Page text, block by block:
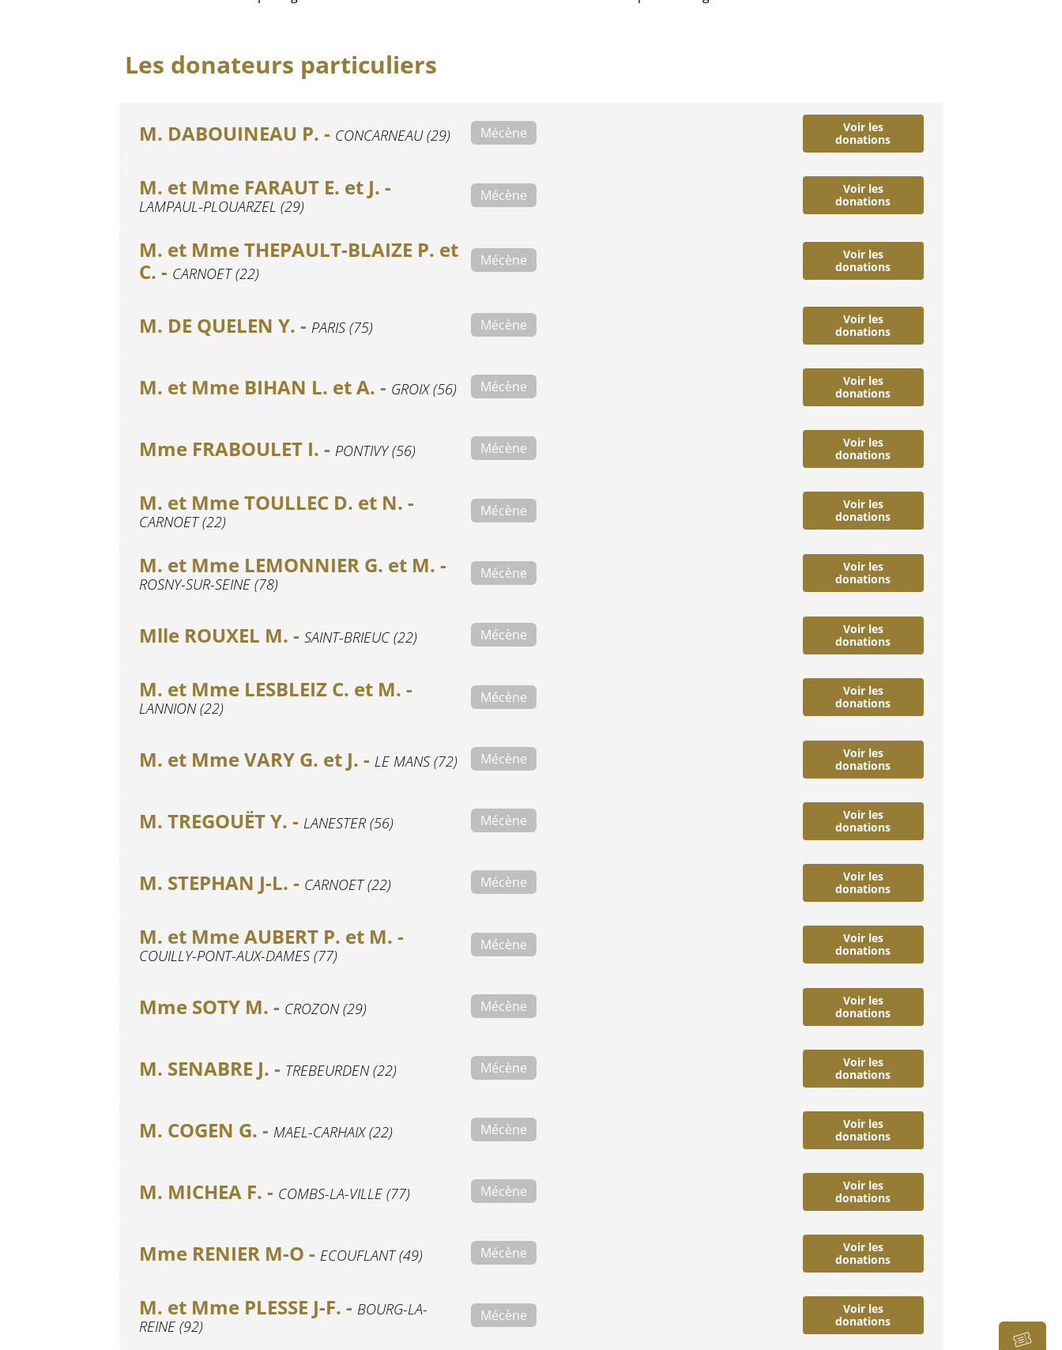
Les donateurs particuliers
M. DABOUINEAU P. - CONCARNEAU (29) Mécène
Voir les
donations
M. et Mme FARAUT E. et J. -
LAMPAUL-PLOUARZEL (29)
Mécène
Voir les
donations
M. et Mme THEPAULT-BLAIZE P. et
C. - CARNOET (22)
Mécène
Voir les
donations
M. DE QUELEN Y. - PARIS (75) Mécène
Voir les
donations
M. et Mme BIHAN L. et A. - GROIX (56) Mécène
Voir les
donations
Mme FRABOULET I. - PONTIVY (56) Mécène
Voir les
donations
M. et Mme TOULLEC D. et N. -
CARNOET (22)
Mécène
Voir les
donations
M. et Mme LEMONNIER G. et M. -
ROSNY-SUR-SEINE (78)
Mécène
Voir les
donations
Mlle ROUXEL M. - SAINT-BRIEUC (22) Mécène
Voir les
donations
M. et Mme LESBLEIZ C. et M. -
LANNION (22)
Mécène
Voir les
donations
M. et Mme VARY G. et J. - LE MANS (72) Mécène
Voir les
donations
M. TREGOUËT Y. - LANESTER (56) Mécène
Voir les
donations
M. STEPHAN J-L. - CARNOET (22) Mécène
Voir les
donations
M. et Mme AUBERT P. et M. -
COUILLY-PONT-AUX-DAMES (77)
Mécène
Voir les
donations
Mme SOTY M. - CROZON (29) Mécène
Voir les
donations
M. SENABRE J. - TREBEURDEN (22) Mécène
Voir les
donations
M. COGEN G. - MAEL-CARHAIX (22) Mécène
Voir les
donations
M. MICHEA F. - COMBS-LA-VILLE (77) Mécène
Voir les
donations
Mme RENIER M-O - ECOUFLANT (49) Mécène
Voir les
donations
M. et Mme PLESSE J-F. - BOURG-LA-
REINE (92)
Mécène
Voir les
donations